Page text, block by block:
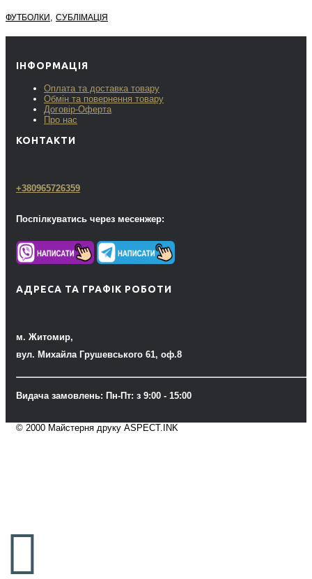
ФУТБОЛКИ , СУБЛІМАЦІЯ
ІНФОРМАЦІЯ
Оплата та доставка товару
Обмін та повернення товару
Договір-Оферта
Про нас
КОНТАКТИ
+380965726359
Поспілкуватись через месенжер:
АДРЕСА ТА ГРАФІК РОБОТИ
м. Житомир,
вул. Михайла Грушевського 61, оф.8
Видача замовлень: Пн-Пт: з 9:00 - 15:00
© 2000 Майстерня друку ASPECT.INK